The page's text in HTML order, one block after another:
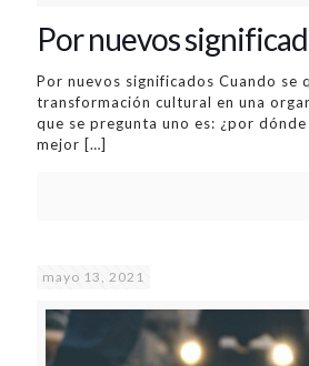
Por nuevos
Por nuevos significados Cuando se
transformación cultural en una
que se pregunta uno es: ¿por dónde
mejor […]
mayo 13, 2021